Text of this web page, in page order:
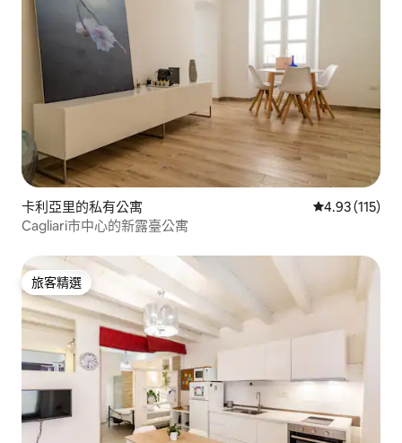
卡利亞里的私有公寓 從 115 則評價
4.93 (115)
Cagliari市中心的新露臺公寓
旅客精選
旅客精選